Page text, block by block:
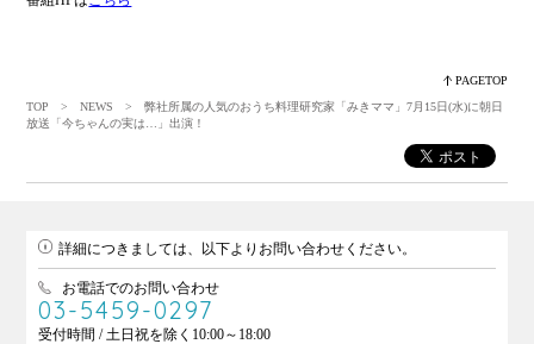
PAGETOP
TOP
>NEWS
> 弊社所属の人気のおうち料理研究家「みきママ」7月15日(水)に朝日
放送「今ちゃんの実は…」出演！
詳細につきましては、以下よりお問い合わせください。
お電話でのお問い合わせ
03-5459-0297
受付時間 / 土日祝を除く10:00～18:00